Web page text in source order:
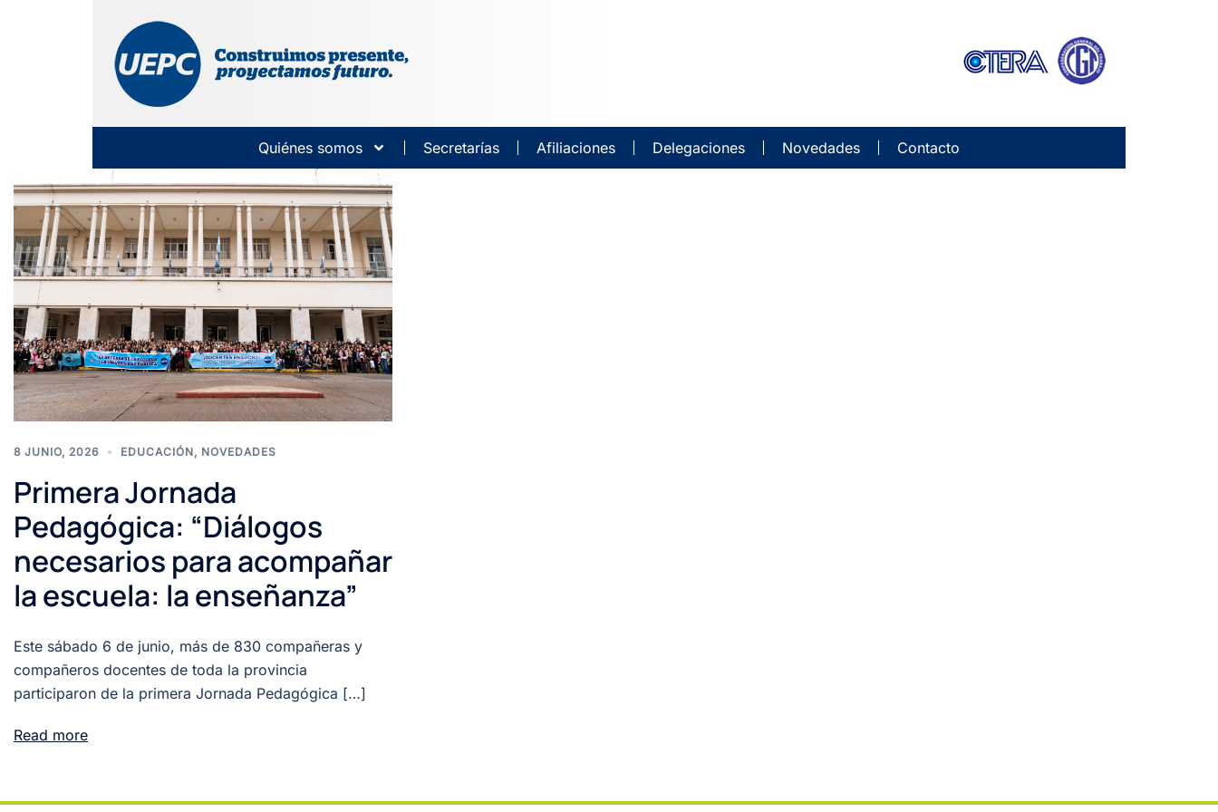
Quiénes somos Secretarías Afiliaciones Delegaciones Novedades Contacto
8 JUNIO, 2026 EDUCACIÓN, NOVEDADES
Primera Jornada
Pedagógica: “Diálogos
necesarios para acompañar
la escuela: la enseñanza”
Este sábado 6 de junio, más de 830 compañeras y
compañeros docentes de toda la provincia
participaron de la primera Jornada Pedagógica […]
Read more